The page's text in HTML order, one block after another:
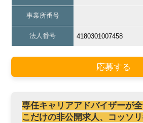
事業所番号
法人番号 4180301007458
応募する
専任キャリアアドバイザーが
こだけの非公開求人、コッソリ